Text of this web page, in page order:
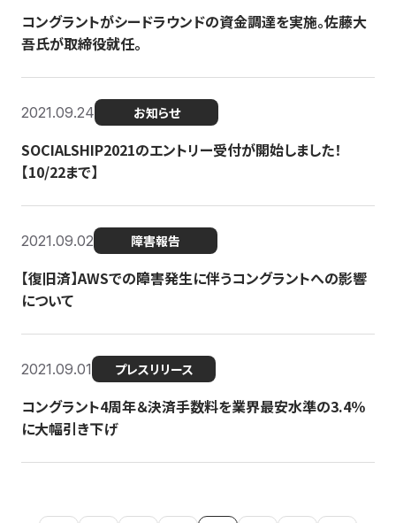
コングラントがシードラウンドの資金調達を実施。佐藤大
吾氏が取締役就任。
2021.09.24 お知らせ
SOCIALSHIP2021のエントリー受付が開始しました！
【10/22まで】
2021.09.02 障害報告
【復旧済】AWSでの障害発生に伴うコングラントへの影響
について
2021.09.01 プレスリリース
コングラント4周年＆決済手数料を業界最安水準の3.4％
に大幅引き下げ